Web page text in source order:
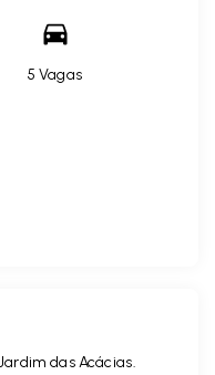
5 Vagas
das Acácias.